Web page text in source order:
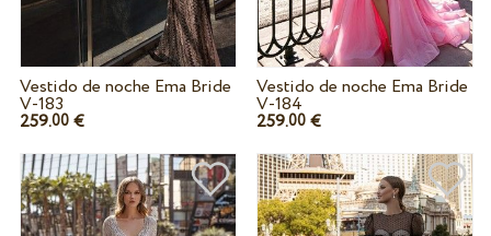
Vestido de noche Ema Bride
V-183
259.00€
Vestido de noche Ema Bride
V-184
259.00 €